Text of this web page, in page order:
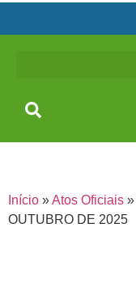
Início »Atos Oficiais »
OUTUBRO DE 2025